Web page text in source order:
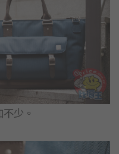
少。